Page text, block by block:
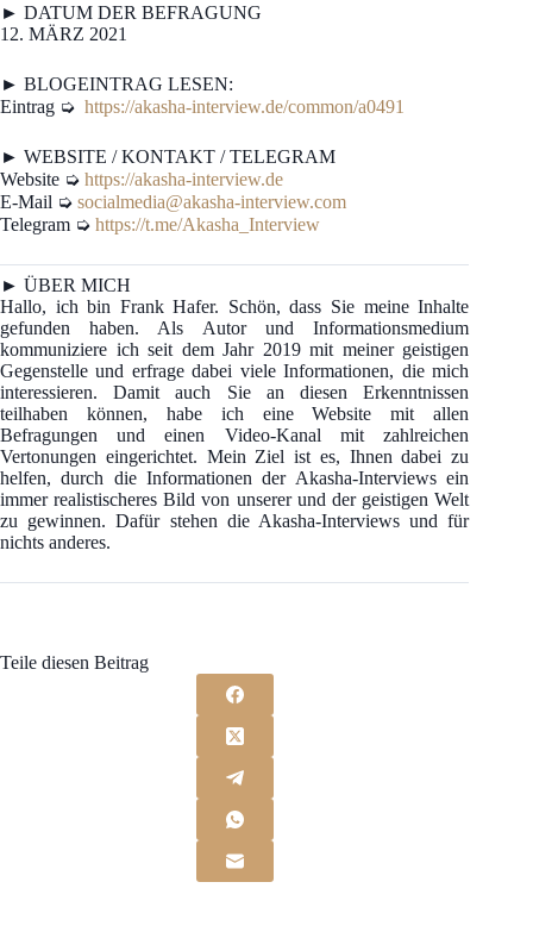
► DATUM DER BEFRAGUNG
12. MÄRZ 2021
► BLOGEINTRAG LESEN:
Eintrag ➭ https://akasha-interview.de/common/a0491
► WEBSITE / KONTAKT / TELEGRAM
Website ➭ https://akasha-interview.de
E-Mail ➭ socialmedia@akasha-interview.com
Telegram ➭ https://t.me/Akasha_Interview
► ÜBER MICH
Hallo, ich bin Frank Hafer. Schön, dass Sie meine Inhalte
gefunden haben. Als Autor und Informationsmedium
kommuniziere ich seit dem Jahr 2019 mit meiner geistigen
Gegenstelle und erfrage dabei viele Informationen, die mich
interessieren. Damit auch Sie an diesen Erkenntnissen
teilhaben können, habe ich eine Website mit allen
Befragungen und einen Video-Kanal mit zahlreichen
Vertonungen eingerichtet. Mein Ziel ist es, Ihnen dabei zu
helfen, durch die Informationen der Akasha-Interviews ein
immer realistischeres Bild von unserer und der geistigen Welt
zu gewinnen. Dafür stehen die Akasha-Interviews und für
nichts anderes.
Teile diesen Beitrag